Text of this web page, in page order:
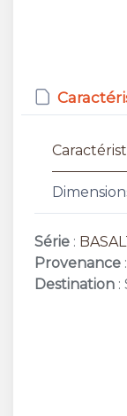
Série :
Provenance
Destination :